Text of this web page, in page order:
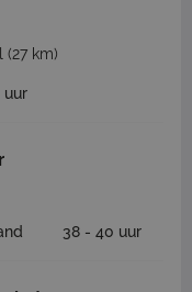
(27 km)
uur
38 - 40 uur